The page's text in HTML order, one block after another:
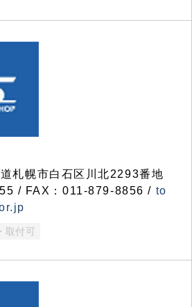
札幌市白石区川北2293番地
/ FAX：011-879-8856 / to
取付可